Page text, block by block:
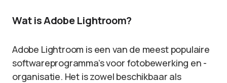
Wat is Adobe Lightroom?
Adobe Lightroom is een van de meest populaire
softwareprogramma’s voor fotobewerking en -
organisatie. Het is zowel beschikbaar als